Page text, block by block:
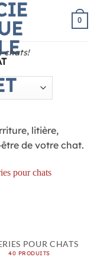
chats!
0
litière,
de votre chat.
POUR CHATS
40 PRODUITS